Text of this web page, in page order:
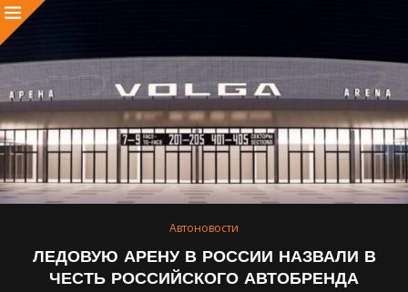
Автоновости
ЛЕДОВУЮ АРЕНУ В РОССИИ НАЗВАЛИ В
ЧЕСТЬ РОССИЙСКОГО АВТОБРЕНДА